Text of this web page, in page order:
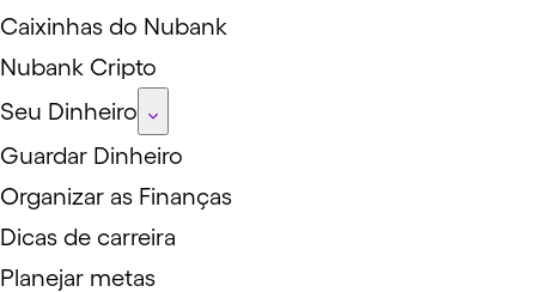
Caixinhas do Nubank
Nubank Cripto
Seu Dinheiro
Guardar Dinheiro
Organizar as Finanças
Dicas de carreira
Planejar metas